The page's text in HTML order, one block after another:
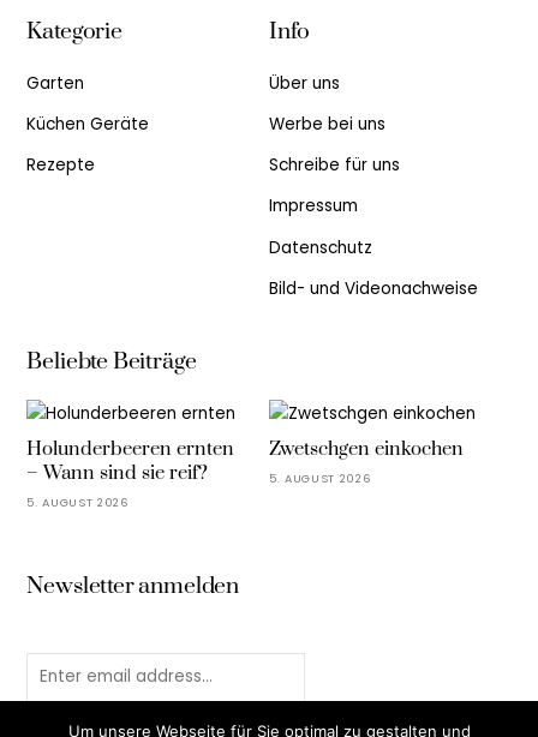
Kategorie
Garten
Küchen Geräte
Rezepte
Info
Über uns
Werbe bei uns
Schreibe für uns
Impressum
Datenschutz
Bild- und Videonachweise
Beliebte Beiträge
Holunderbeeren ernten
– Wann sind sie reif?
5. AUGUST 2026
Zwetschgen einkochen
5. AUGUST 2026
Newsletter anmelden
Um unsere Webseite für Sie optimal zu gestalten und